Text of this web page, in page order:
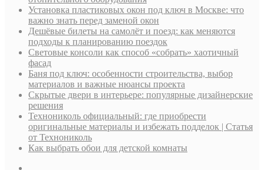
Установка пластиковых окон под ключ в Москве: что
важно знать перед заменой окон
Дешёвые билеты на самолёт и поезд: как меняются
подходы к планированию поездок
Световые консоли как способ «собрать» хаотичный
фасад
Баня под ключ: особенности строительства, выбор
материалов и важные нюансы проекта
Скрытые двери в интерьере: популярные дизайнерские
решения
Технониколь официальный: где приобрести
оригинальные материалы и избежать подделок | Статья
от Технониколь
Как выбрать обои для детской комнаты